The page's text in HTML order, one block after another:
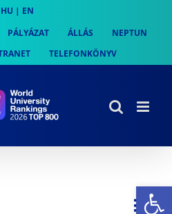
HU | EN
PÁLYÁZAT ÁLLÁS
NEPTUN
TELEFONKÖNYV